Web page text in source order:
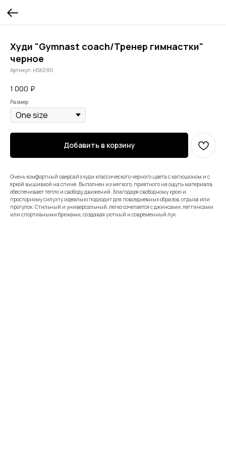
Худи "Gymnast coach/Тренер гимнастки"
черное
Артикул: HSK090
1 000 ₽
Размер
Добавить в корзину
Очень комфортный оверсайз худи классического черного цвета с капюшоном и с
яркой вышивкой на спине. Выполнен из мягкого, приятного на ощупь материала,
обеспечивает тепло и свободу движений. Благодаря свободному крою и
просторному силуэту идеально подходит для повседневных образов, отдыха или
прогулок. Стильный и универсальный, легко сочетается с джинсами, леггинсами
или спортивными брюками, создавая уютный и современный лук.